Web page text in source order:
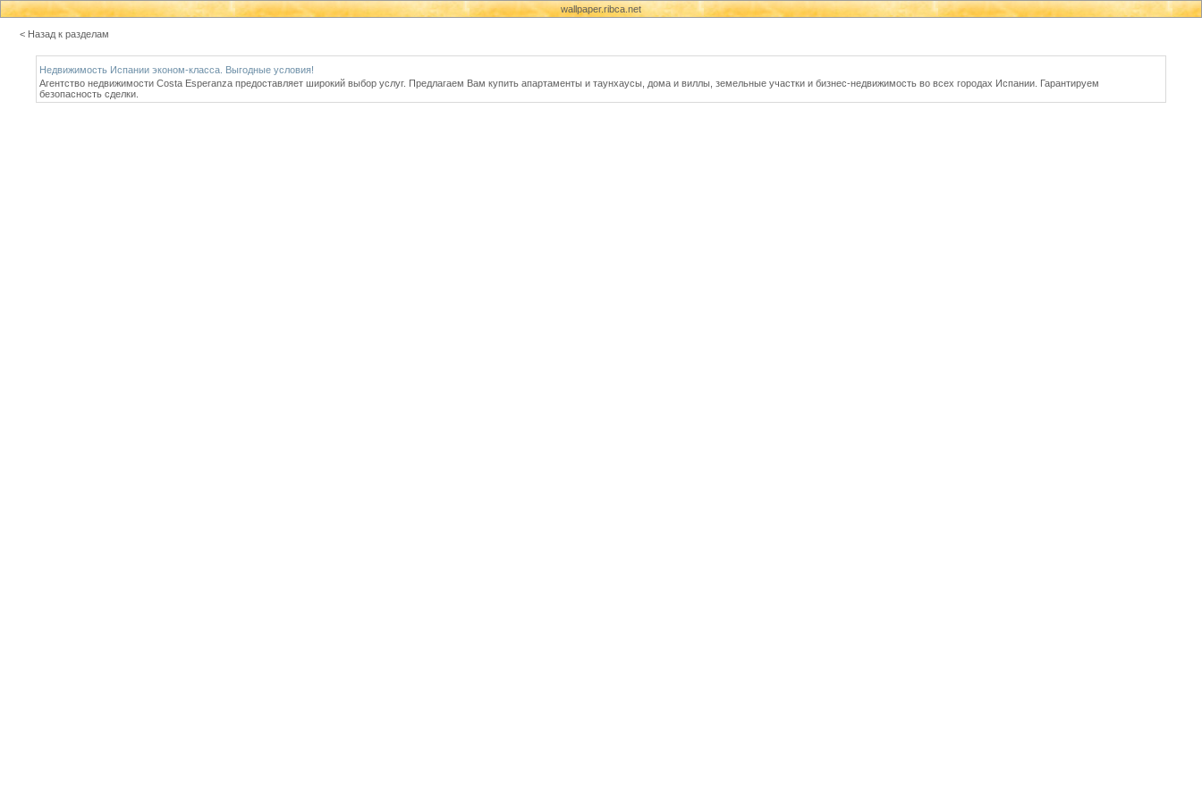
wallpaper.ribca.net
< Назад к разделам
Недвижимость Испании эконом-класса. Выгодные условия!
Агентство недвижимости Costa Esperanza предоставляет широкий выбор услуг. Предлагаем Вам купить апартаменты и таунхаусы, дома и виллы, земельные участки и бизнес-недвижимость во всех городах Испании. Гарантируем
безопасность сделки.